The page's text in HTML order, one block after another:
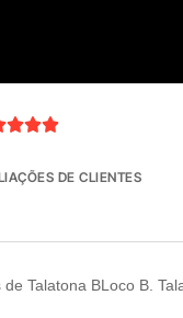

DE CLIENTES
Talatona BLoco B.